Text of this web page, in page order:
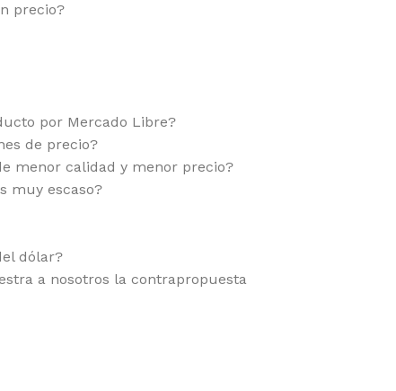
precio?
por Mercado Libre?
de precio?
menor calidad y menor precio?
muy escaso?
dólar?
a nosotros la contrapropuesta